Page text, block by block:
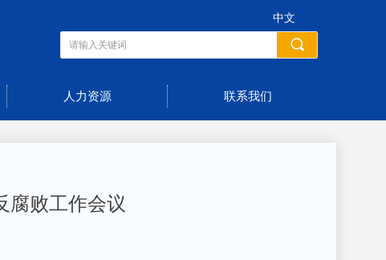
中文
끠
人力资源 联系我们
腐败工作会议